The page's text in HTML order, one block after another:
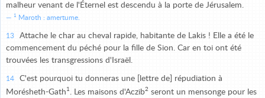
malheur venant de l'Éternel est descendu à la porte de Jérusalem.
1 Maroth : amertume.
13
Attache le char au cheval rapide, habitante de Lakis ! Elle a été le
commencement du péché pour la fille de Sion. Car en toi ont été
trouvées les transgressions d'Israël.
14
C'est pourquoi tu donneras une [lettre de] répudiation à
Morésheth-Gath 1 . Les maisons d'Aczib2 seront un mensonge pour les